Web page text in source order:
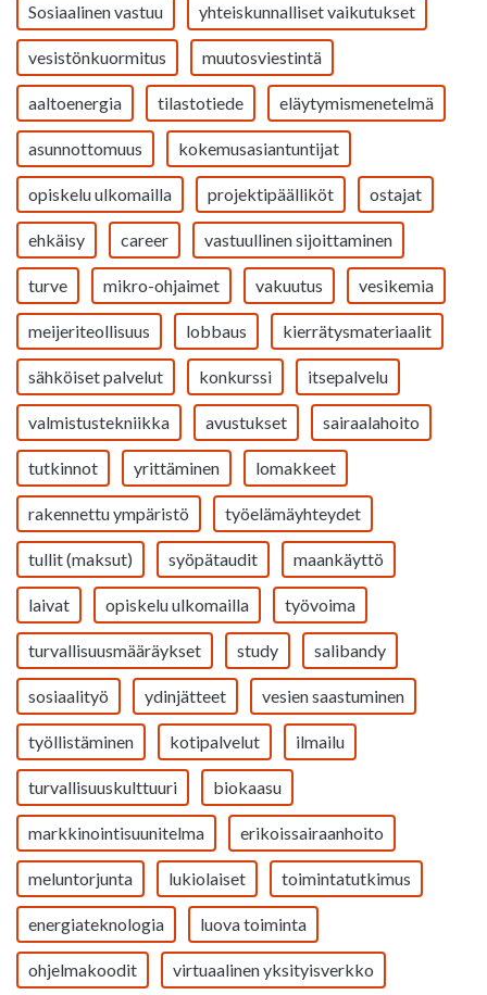
Sosiaalinen vastuu yhteiskunnalliset vaikutukset
vesistönkuormitus muutosviestintä
aaltoenergia tilastotiede eläytymismenetelmä
asunnottomuus kokemusasiantuntijat
opiskelu ulkomailla projektipäälliköt ostajat
ehkäisy career vastuullinen sijoittaminen
turve mikro-ohjaimet vakuutus vesikemia
meijeriteollisuus lobbaus kierrätysmateriaalit
sähköiset palvelut konkurssi itsepalvelu
valmistustekniikka avustukset sairaalahoito
tutkinnot yrittäminen lomakkeet
rakennettu ympäristö työelämäyhteydet
tullit (maksut) syöpätaudit maankäyttö
laivat opiskelu ulkomailla työvoima
turvallisuusmääräykset study salibandy
sosiaalityö ydinjätteet vesien saastuminen
työllistäminen kotipalvelut ilmailu
turvallisuuskulttuuri biokaasu
markkinointisuunitelma erikoissairaanhoito
meluntorjunta lukiolaiset toimintatutkimus
energiateknologia luova toiminta
ohjelmakoodit virtuaalinen yksityisverkko